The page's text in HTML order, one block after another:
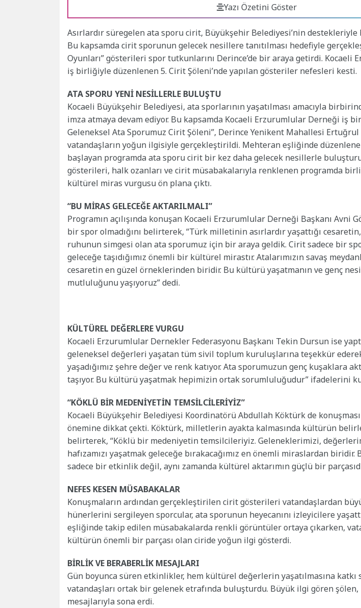
Yazı Özetini Göster
Asırlardır süregelen ata sporu cirit, Büyükşehir Belediyesi’nin destekleriyle
Bu kapsamda cirit sporunun gelecek nesillere tanıtılması hedefiyle
Oyunları” gösterileri spor tutkunlarını Derince’de bir araya getirdi. Kocaeli
iş birliğiyle düzenlenen 5. Cirit Şöleni’nde yapılan gösteriler nefesleri kesti.
ATA SPORU YENİ NESİLLERLE BULUŞTU
Kocaeli Büyükşehir Belediyesi, ata sporlarının yaşatılması amacıyla
imza atmaya devam ediyor. Bu kapsamda Kocaeli Erzurumlular Derneği iş
Geleneksel Ata Sporumuz Cirit Şöleni”, Derince Yenikent Mahallesi Ertuğrul
vatandaşların yoğun ilgisiyle gerçekleştirildi. Mehteran eşliğinde
başlayan programda ata sporu cirit bir kez daha gelecek nesillerle
gösterileri, halk ozanları ve cirit müsabakalarıyla renklenen programda
kültürel miras vurgusu ön plana çıktı.
“BU MİRAS GELECEĞE AKTARILMALI”
Programın açılışında konuşan Kocaeli Erzurumlular Derneği Başkanı Avni
bir spor olmadığını belirterek, “Türk milletinin asırlardır yaşattığı
ruhunun simgesi olan ata sporumuz için bir araya geldik. Cirit sadece bir
geleceğe taşıdığımız önemli bir kültürel mirastır. Atalarımızın savaş
cesaretin en güzel örneklerinden biridir. Bu kültürü yaşatmanın ve genç
mutluluğunu yaşıyoruz” dedi.
KÜLTÜREL DEĞERLERE VURGU
Kocaeli Erzurumlular Dernekler Federasyonu Başkanı Tekin Dursun ise
geleneksel değerleri yaşatan tüm sivil toplum kuruluşlarına teşekkür
yaşadığımız şehre değer ve renk katıyor. Ata sporumuzun genç kuşaklara
taşıyor. Bu kültürü yaşatmak hepimizin ortak sorumluluğudur” ifadelerini
“KÖKLÜ BİR MEDENİYETİN TEMSİLCİLERİYİZ”
Kocaeli Büyükşehir Belediyesi Koordinatörü Abdullah Köktürk de
önemine dikkat çekti. Köktürk, milletlerin ayakta kalmasında kültürün
belirterek, “Köklü bir medeniyetin temsilcileriyiz. Geleneklerimizi,
hafızamızı yaşatmak geleceğe bırakacağımız en önemli miraslardan
sadece bir etkinlik değil, aynı zamanda kültürel aktarımın güçlü bir
NEFES KESEN MÜSABAKALAR
Konuşmaların ardından gerçekleştirilen cirit gösterileri vatandaşlardan
hünerlerini sergileyen sporcular, ata sporunun heyecanını izleyicilere
eşliğinde takip edilen müsabakalarda renkli görüntüler ortaya çıkarken,
kültürün önemli bir parçası olan ciride yoğun ilgi gösterdi.
BİRLİK VE BERABERLİK MESAJLARI
Gün boyunca süren etkinlikler, hem kültürel değerlerin yaşatılmasına katkı
vatandaşları ortak bir gelenek etrafında buluşturdu. Büyük ilgi gören
mesajlarıyla sona erdi.